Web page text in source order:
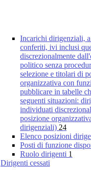
Incarichi dirigenziali,
conferiti, ivi inclusi
discrezionalmente
politico senza
selezione e titolari di
organizzativa con
pubblicare in tabelle
seguenti situazioni:
individuati
posizione
dirigenziali) 24
Elenco posizioni
Posti di funzione
Ruolo dirigenti 1
Dirigenti cessati